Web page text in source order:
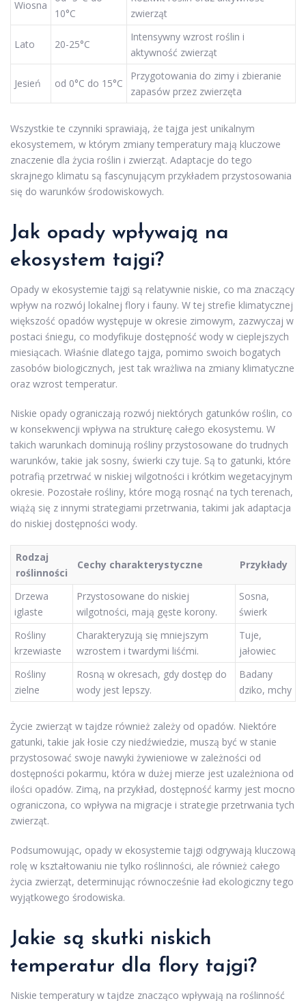
Wiosna
10°C
zwierząt
Lato 20-25°C
Intensywny wzrost roślin i
aktywność zwierząt
Jesień od 0°C do 15°C
Przygotowania do zimy i zbieranie
zapasów przez zwierzęta
Wszystkie te czynniki sprawiają, że tajga jest unikalnym
ekosystemem, w którym zmiany temperatury mają kluczowe
znaczenie dla życia roślin i zwierząt. Adaptacje do tego
skrajnego klimatu są fascynującym przykładem przystosowania
się do warunków środowiskowych.
Jak opady wpływają na
ekosystem tajgi?
Opady w ekosystemie tajgi są relatywnie niskie, co ma znaczący
wpływ na rozwój lokalnej flory i fauny. W tej strefie klimatycznej
większość opadów występuje w okresie zimowym, zazwyczaj w
postaci śniegu, co modyfikuje dostępność wody w cieplejszych
miesiącach. Właśnie dlatego tajga, pomimo swoich bogatych
zasobów biologicznych, jest tak wrażliwa na zmiany klimatyczne
oraz wzrost temperatur.
Niskie opady ograniczają rozwój niektórych gatunków roślin, co
w konsekwencji wpływa na strukturę całego ekosystemu. W
takich warunkach dominują rośliny przystosowane do trudnych
warunków, takie jak sosny, świerki czy tuje. Są to gatunki, które
potrafią przetrwać w niskiej wilgotności i krótkim wegetacyjnym
okresie. Pozostałe rośliny, które mogą rosnąć na tych terenach,
wiążą się z innymi strategiami przetrwania, takimi jak adaptacja
do niskiej dostępności wody.
Rodzaj
roślinności
Cechy charakterystyczne Przykłady
Drzewa
iglaste
Przystosowane do niskiej
wilgotności, mają gęste korony.
Sosna,
świerk
Rośliny
krzewiaste
Charakteryzują się mniejszym
wzrostem i twardymi liśćmi.
Tuje,
jałowiec
Rośliny
zielne
Rosną w okresach, gdy dostęp do
wody jest lepszy.
Badany
dziko, mchy
Życie zwierząt w tajdze również zależy od opadów. Niektóre
gatunki, takie jak łosie czy niedźwiedzie, muszą być w stanie
przystosować swoje nawyki żywieniowe w zależności od
dostępności pokarmu, która w dużej mierze jest uzależniona od
ilości opadów. Zimą, na przykład, dostępność karmy jest mocno
ograniczona, co wpływa na migracje i strategie przetrwania tych
zwierząt.
Podsumowując, opady w ekosystemie tajgi odgrywają kluczową
rolę w kształtowaniu nie tylko roślinności, ale również całego
życia zwierząt, determinując równocześnie ład ekologiczny tego
wyjątkowego środowiska.
Jakie są skutki niskich
temperatur dla flory tajgi?
Niskie temperatury w tajdze znacząco wpływają na roślinność